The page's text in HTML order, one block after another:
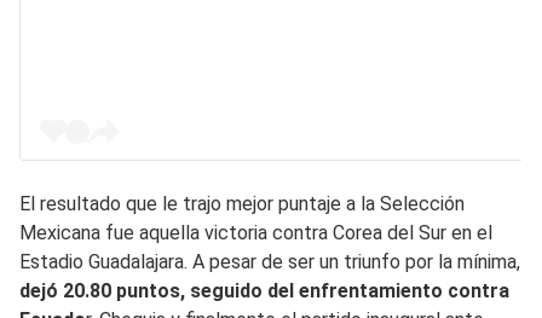
El resultado que le trajo mejor puntaje a la Selección
Mexicana fue aquella victoria contra Corea del Sur en el
Estadio Guadalajara. A pesar de ser un triunfo por la mínima,
dejó 20.80 puntos, seguido del enfrentamiento contra